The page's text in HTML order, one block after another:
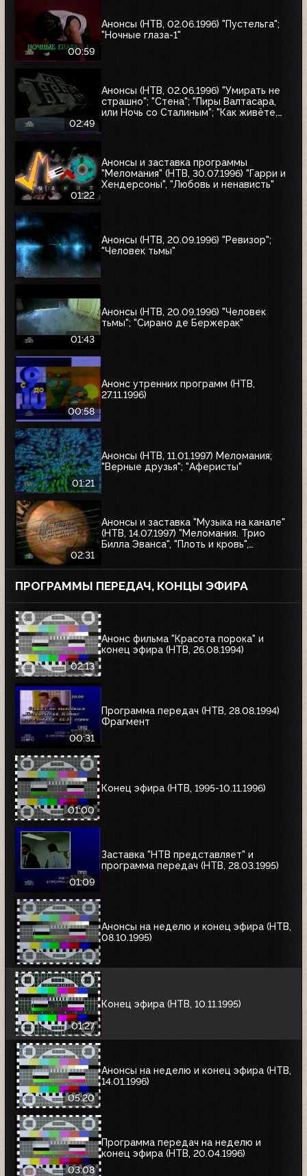
00:59
Анонсы (НТВ, 02.06.1996) "Пустельга";
"Ночные глаза-1"
02:49
Анонсы (НТВ, 02.06.1996) "Умирать не
страшно"; "Стена"; "Пиры Валтасара,
или Ночь со Сталиным"; "Как живёте,
01:22
Анонсы и заставка программы
"Меломания" (НТВ, 30.07.1996) "Гарри и
Хендерсоны", "Любовь и ненависть"
Анонсы (НТВ, 20.09.1996) "Ревизор";
"Человек тьмы"
01:43
Анонсы (НТВ, 20.09.1996) "Человек
тьмы"; "Сирано де Бержерак"
00:58
Анонс утренних программ (НТВ,
27.11.1996)
01:21
Анонсы (НТВ, 11.01.1997) Меломания;
"Верные друзья"; "Аферисты"
02:31
Анонсы и заставка "Музыка на канале"
(НТВ, 14.07.1997) "Меломания. Трио
Билла Эванса", "Плоть и кровь",
ПРОГРАММЫ ПЕРЕДАЧ, КОНЦЫ ЭФИРА
02:13
Анонс фильма "Красота порока" и
конец эфира (НТВ, 26.08.1994)
00:31
Программа передач (НТВ, 28.08.1994)
Фрагмент
01:00
Конец эфира (НТВ, 1995-10.11.1996)
01:09
Заставка "НТВ представляет" и
программа передач (НТВ, 28.03.1995)
Анонсы на неделю и конец эфира (НТВ,
08.10.1995)
01:27
Конец эфира (НТВ, 10.11.1995)
05:20
Анонсы на неделю и конец эфира (НТВ,
14.01.1996)
03:08
Программа передач на неделю и
конец эфира (НТВ, 20.04.1996)